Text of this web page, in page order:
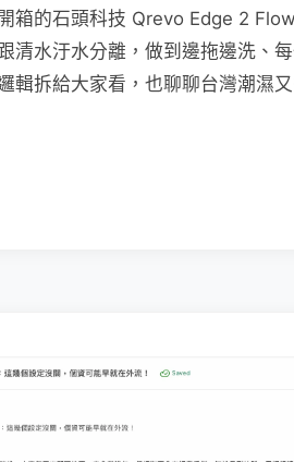
箱的石頭科技 Qrevo Edge 2
清水汙水分離，做到邊拖邊洗、
輯拆給大家看，也聊聊台灣潮濕